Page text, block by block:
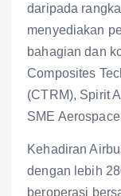
daripada
menyediakan
bahagian dan
Composites
(CTRM), Spirit
SME
Kehadiran
dengan lebih
beroperasi